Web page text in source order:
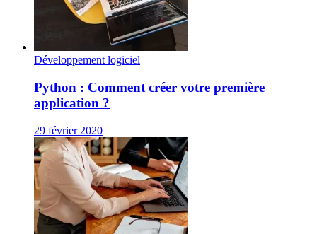
Développement logiciel
Python : Comment créer votre première
application ?
29 février 2020